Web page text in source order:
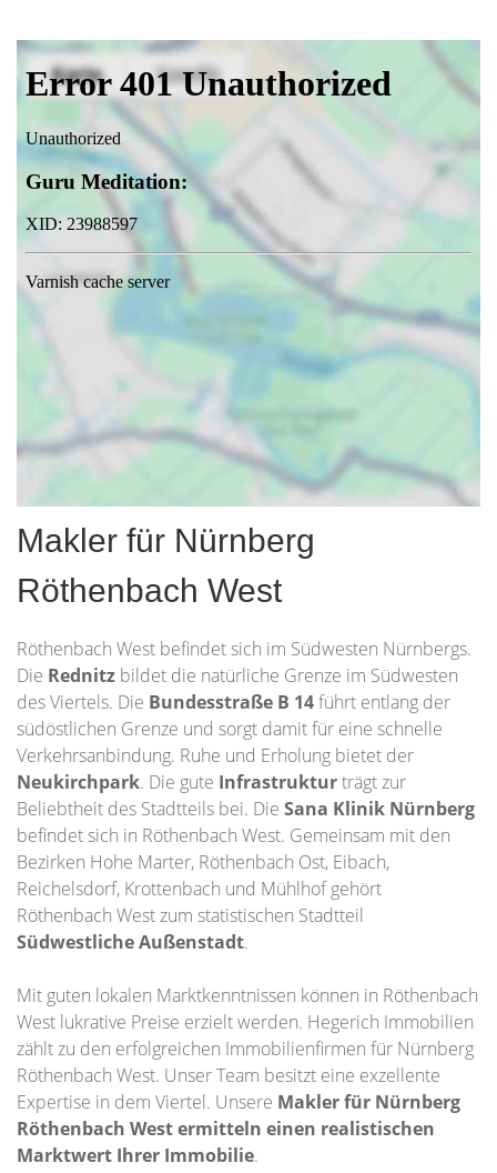
Makler für Nürnberg
Röthenbach West
Röthenbach West befindet sich im Südwesten Nürnbergs.
Die Rednitz bildet die natürliche Grenze im Südwesten
des Viertels. Die Bundesstraße B 14führt entlang der
südöstlichen Grenze und sorgt damit für eine schnelle
Verkehrsanbindung. Ruhe und Erholung bietet der
Neukirchpark. Die gute Infrastrukturträgt zur
Beliebtheit des Stadtteils bei. Die Sana Klinik Nürnberg
befindet sich in Röthenbach West. Gemeinsam mit den
Bezirken Hohe Marter, Röthenbach Ost, Eibach,
Reichelsdorf, Krottenbach und Mühlhof gehört
Röthenbach West zum statistischen Stadtteil
Südwestliche Außenstadt.
Mit guten lokalen Marktkenntnissen können in Röthenbach
West lukrative Preise erzielt werden. Hegerich Immobilien
zählt zu den erfolgreichen Immobilienfirmen für Nürnberg
Röthenbach West. Unser Team besitzt eine exzellente
Expertise in dem Viertel. Unsere Makler für Nürnberg
Röthenbach West ermitteln einen realistischen
Marktwert Ihrer Immobilie.